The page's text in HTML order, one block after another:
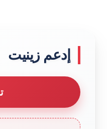
إدعم زينيت